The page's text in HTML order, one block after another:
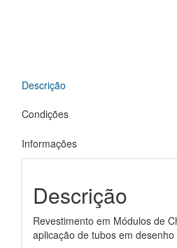
Descrição
Condições
Informações
Descrição
Revestimento em Módulos de
aplicação de tubos em